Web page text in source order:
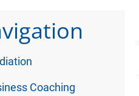
Coaching